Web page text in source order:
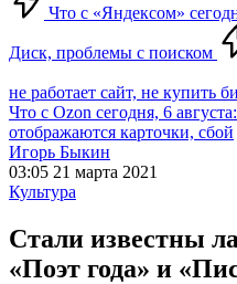
Что с «Яндексом»
Диск, проблемы с поиском
не работает сайт, не купить
Что с Ozon сегодня, 6
отображаются карточки, сбой
Игорь Быкин
03:05 21 марта 2021
Культура
Стали известны
«Поэт года» и